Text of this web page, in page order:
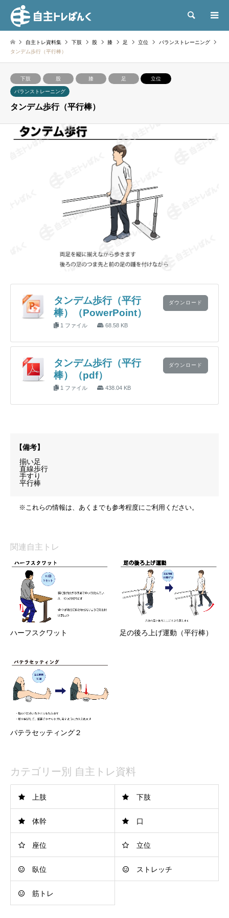
検索
自主トレ資料集 下肢 股 膝 足 立位
バランストレーニング
タンデム歩行（平行棒）
下肢 股 膝 足 立位
バランストレーニング
タンデム歩行（平行棒）
タンデム歩行（平行
棒）（PowerPoint）
1 ファイル 68.58 KB
ダウンロード
タンデム歩行（平行
棒）（pdf）
1 ファイル 438.04 KB
ダウンロード
【備考】
揃い足
直線歩行
手すり
平行棒
※これらの情報は、あくまでも参考程度にご利用ください。
関連自主トレ
ハーフスクワット 足の後ろ上げ運動（平行棒）
パテラセッティング２
カテゴリー別 自主トレ資料
上肢 下肢
体幹 口
座位 立位
臥位 ストレッチ
筋トレ